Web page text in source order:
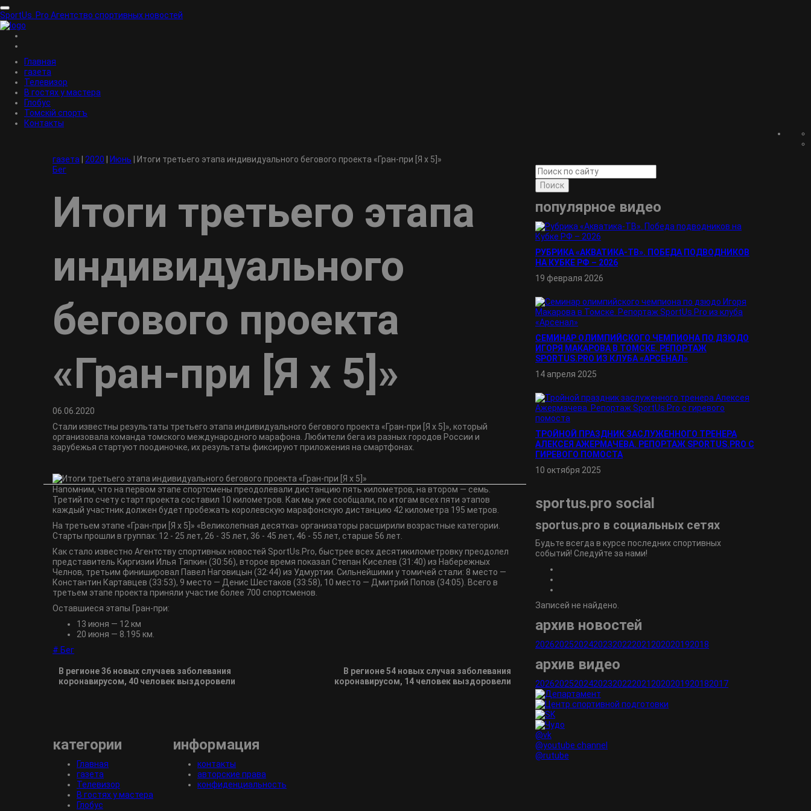
SportUs. Pro Агентство спортивных новостей
Главная
газета
Телевизор
В гостях у мастера
Глобус
Томскiй спортъ
Контакты
газета 2020 Июнь
Итоги третьего этапа индивидуального бегового проекта «Гран-при [Я х 5]»
Бег
Итоги третьего этапа
индивидуального
бегового проекта
«Гран-при [Я х 5]»
06.06.2020
Стали известны результаты третьего этапа индивидуального бегового проекта «Гран-при [Я х 5]», который
организовала команда томского международного марафона. Любители бега из разных городов России и
зарубежья стартуют поодиночке, их результаты фиксируют приложения на смартфонах.
Напомним, что на первом этапе спортсмены преодолевали дистанцию пять километров, на втором ― семь.
Третий по счету старт проекта составил 10 километров. Как мы уже сообщали, по итогам всех пяти этапов
каждый участник должен будет пробежать королевскую марафонскую дистанцию 42 километра 195 метров.
На третьем этапе «Гран-при [Я х 5]» «Великолепная десятка» организаторы расширили возрастные категории.
Старты прошли в группах: 12 - 25 лет, 26 - 35 лет, 36 - 45 лет, 46 - 55 лет, старше 56 лет.
Как стало известно Агентству спортивных новостей SportUs.Рro, быстрее всех десятикилометровку преодолел
представитель Киргизии Илья Тяпкин (30:56), второе время показал Степан Киселев (31:40) из Набережных
Челнов, третьим финишировал Павел Наговицын (32:44) из Удмуртии. Сильнейшими у томичей стали: 8 место ―
Константин Картавцев (33:53), 9 место ― Денис Шестаков (33:58), 10 место ― Дмитрий Попов (34:05). Всего в
третьем этапе проекта приняли участие более 700 спортсменов.
Оставшиеся этапы Гран-при:
13 июня ― 12 км
20 июня ― 8.195 км.
# Бег
В регионе 36 новых случаев заболевания
коронавирусом, 40 человек выздоровели
В регионе 54 новых случая заболевания
коронавирусом, 14 человек выздоровели
Поиск
популярное видео
РУБРИКА «АКВАТИКА-TВ». ПОБЕДА ПОДВОДНИКОВ
НА КУБКЕ РФ – 2026
19 февраля 2026
СЕМИНАР ОЛИМПИЙСКОГО ЧЕМПИОНА ПО ДЗЮДО
ИГОРЯ МАКАРОВА В ТОМСКЕ. РЕПОРТАЖ
SPORTUS.PRO ИЗ КЛУБА «АРСЕНАЛ»
14 апреля 2025
ТРОЙНОЙ ПРАЗДНИК ЗАСЛУЖЕННОГО ТРЕНЕРА
АЛЕКСЕЯ АЖЕРМАЧЕВА. РЕПОРТАЖ SPORTUS.PRO С
ГИРЕВОГО ПОМОСТА
10 октября 2025
sportus.pro social
sportus.pro в социальных сетях
Будьте всегда в курсе последних спортивных
событий! Следуйте за нами!
Записей не найдено.
архив новостей
202620252024202320222021 202020192018
архив видео
202620252024202320222021 2020201920182017
категории
Главная
газета
Телевизор
В гостях у мастера
Глобус
информация
контакты
авторские права
конфиденциальность
@vk
@youtube channel
@rutube